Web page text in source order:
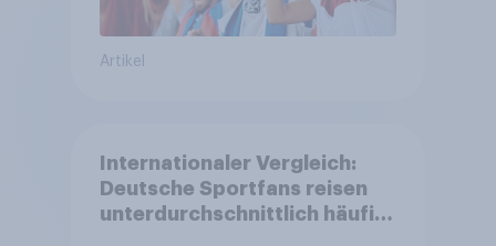
Artikel
Internationaler Vergleich:
Deutsche Sportfans reisen
unterdurchschnittlich häufig